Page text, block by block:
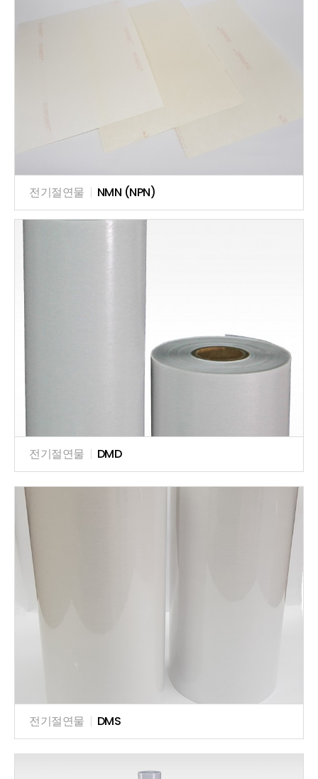
전기절연물 | NMN (NPN)
전기절연물 | DMD
전기절연물 | DMS